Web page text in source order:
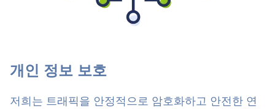
개인 정보 보호
저희는 트래픽을 안정적으로 암호화하고 안전한 연